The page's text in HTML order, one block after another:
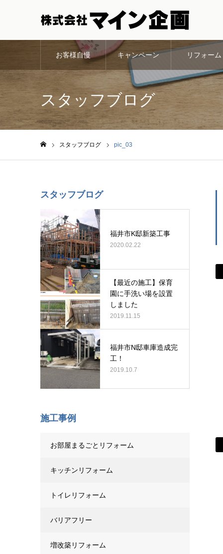
お客様自慢 キャンペーン リフォーム
スタッフブログ
スタッフブログ pic_03
スタッフブログ
福井市K邸新築工事
2020.02.22
【最近の施工】保育
園に手洗い場を設置
しました
2019.11.15
福井市N邸車庫造成完
工！
2019.10.7
施工事例
お部屋まるごとリフォーム
キッチンリフォーム
トイレリフォーム
バリアフリー
増改築リフォーム